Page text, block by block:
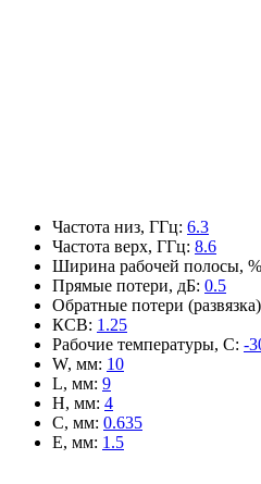
Частота низ, ГГц: 6.3
Частота верх, ГГц: 8.6
Ширина рабочей полосы, %
Прямые потери, дБ: 0.5
Обратные потери
КСВ: 1.25
Рабочие температуры, С: -
W, мм: 10
L, мм: 9
H, мм: 4
C, мм: 0.635
E, мм: 1.5